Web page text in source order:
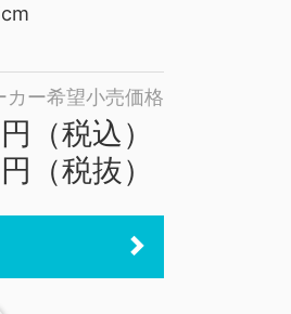
カー希望小売価格
（税込）
（税抜）